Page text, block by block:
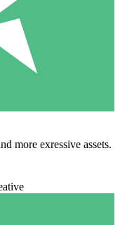
more exressive assets.